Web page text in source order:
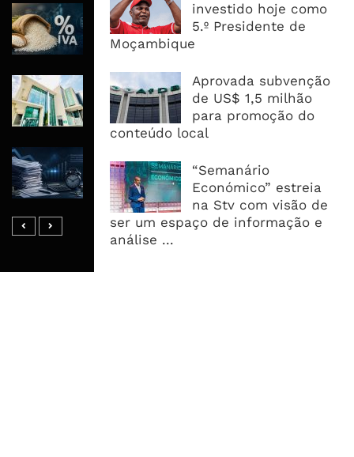
investido hoje como
5.º Presidente de
Moçambique
Aprovada subvenção
de US$ 1,5 milhão
para promoção do
conteúdo local
“Semanário
Económico” estreia
na Stv com visão de
ser um espaço de informação e
análise ...
ICM Atribui À Centralização Do Arroz
Preços Estáveis E 350 Milhões Em
Impostos
Nedbank Mantém Lucro Em R8,4 Mil
Milhões E Acelera Expansão Para
África Oriental
Mil Milhões, Mas Morosidade
Mantém Empresas A Financiar O ...